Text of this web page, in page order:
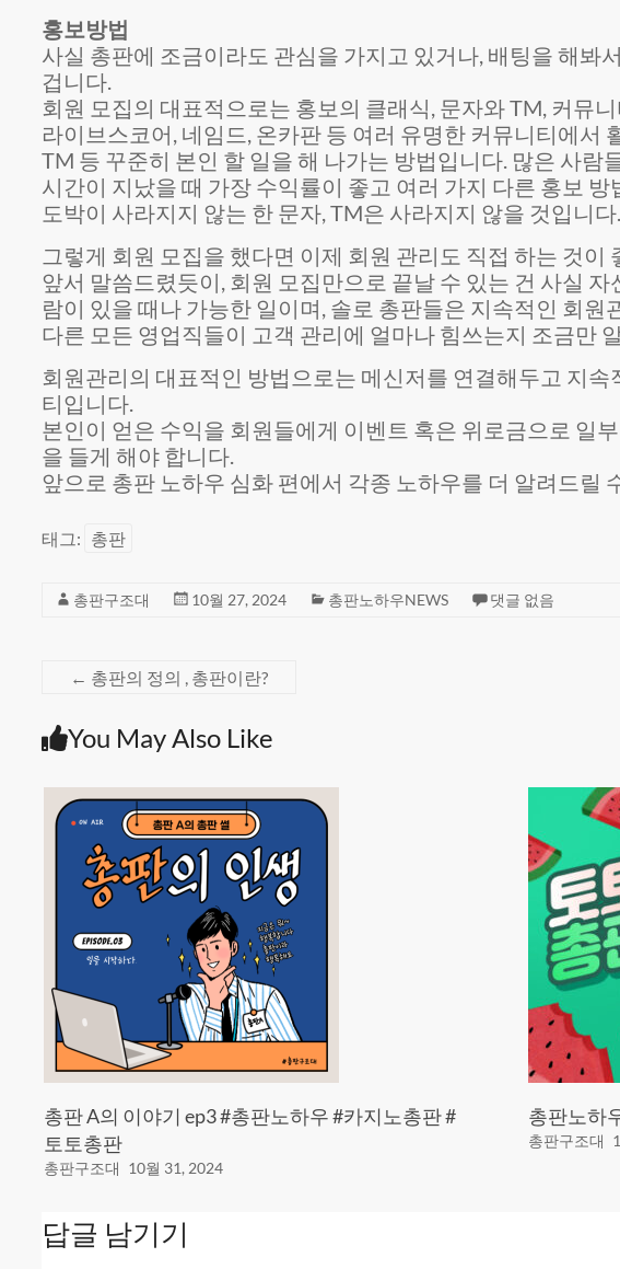
홍보방법
사실 총판에 조금이라도 관심을 가지고 있거나, 배팅을 해봐
겁니다.
회원 모집의 대표적으로는 홍보의 클래식, 문자와 TM, 커뮤
라이브스코어, 네임드, 온카판 등 여러 유명한 커뮤니티에서
TM 등 꾸준히 본인 할 일을 해 나가는 방법입니다. 많은 사
시간이 지났을 때 가장 수익률이 좋고 여러 가지 다른 홍보
도박이 사라지지 않는 한 문자, TM은 사라지지 않을 것입니다.
그렇게 회원 모집을 했다면 이제 회원 관리도 직접 하는 것이
앞서 말씀드렸듯이, 회원 모집만으로 끝날 수 있는 건 사실
람이 있을 때나 가능한 일이며, 솔로 총판들은 지속적인 회
다른 모든 영업직들이 고객 관리에 얼마나 힘쓰는지 조금만
회원관리의 대표적인 방법으로는 메신저를 연결해두고 지
티입니다.
본인이 얻은 수익을 회원들에게 이벤트 혹은 위로금으로 일
을 들게 해야 합니다.
앞으로 총판 노하우 심화 편에서 각종 노하우를 더 알려드릴
태그: 총판
총판구조대 10월 27, 2024 총판노하우NEWS 댓글 없음
← 총판의 정의 , 총판이란?
You May Also Like
총판 A의 이야기 ep3 #총판노하우 #카지노총판 #
토토총판
총판구조대 10월 31, 2024
총판노하
총판구조대
답글 남기기